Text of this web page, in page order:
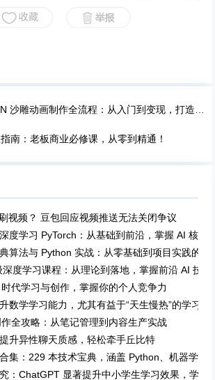
雕动画制作全流程：从入门到变现，打造你的爆款短片！
南：老板商业必修课，从零到精通！
视频？ 豆包回应视频推送无法关闭争议
度学习 PyTorch：从基础到前沿，掌握 AI 核心
算法与 Python 实战：从零基础到项目实践的全
度学习课程：从理论到落地，掌握前沿 AI 技术
代学习与创作，掌握你的个人竞争力
数学学习能力，尤其有益于“天生慢热”的学习者
全攻略：从笔记管理到内容生产实战
升异性聊天质感，轻松牵手丘比特
集：229 本技术宝典，涵盖 Python、机器学习
究：ChatGPT 显著提升中小学生学习效果，学习